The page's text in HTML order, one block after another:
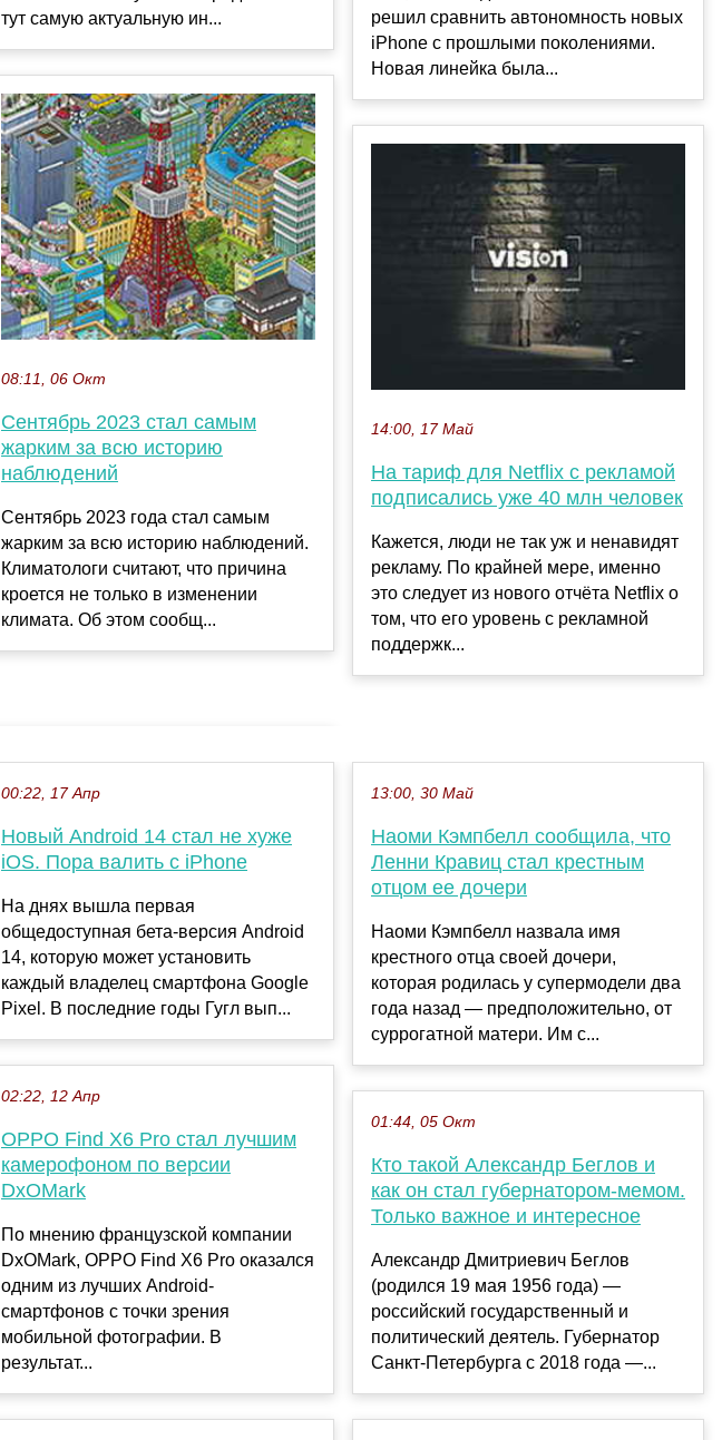
тут самую актуальную ин...
08:11, 06 Окт
Сентябрь 2023 стал самым
жарким за всю историю
наблюдений
Сентябрь 2023 года стал самым
жарким за всю историю наблюдений.
Климатологи считают, что причина
кроется не только в изменении
климата. Об этом сообщ...
решил сравнить автономность новых
iPhone с прошлыми поколениями.
Новая линейка была...
14:00, 17 Май
На тариф для Netflix с рекламой
подписались уже 40 млн человек
Кажется, люди не так уж и ненавидят
рекламу. По крайней мере, именно
это следует из нового отчёта Netflix о
том, что его уровень с рекламной
поддержк...
00:22, 17 Апр
Новый Android 14 стал не хуже
iOS. Пора валить с iPhone
На днях вышла первая
общедоступная бета-версия Android
14, которую может установить
каждый владелец смартфона Google
Pixel. В последние годы Гугл вып...
02:22, 12 Апр
OPPO Find X6 Pro стал лучшим
камерофоном по версии
DxOMark
По мнению французской компании
DxOMark, OPPO Find X6 Pro оказался
одним из лучших Android-
смартфонов с точки зрения
мобильной фотографии. В
результат...
13:00, 30 Май
Наоми Кэмпбелл сообщила, что
Ленни Кравиц стал крестным
отцом ее дочери
Наоми Кэмпбелл назвала имя
крестного отца своей дочери,
которая родилась у супермодели два
года назад — предположительно, от
суррогатной матери. Им с...
01:44, 05 Окт
Кто такой Александр Беглов и
как он стал губернатором-мемом.
Только важное и интересное
Александр Дмитриевич Беглов
(родился 19 мая 1956 года) —
российский государственный и
политический деятель. Губернатор
Санкт-Петербурга с 2018 года —...